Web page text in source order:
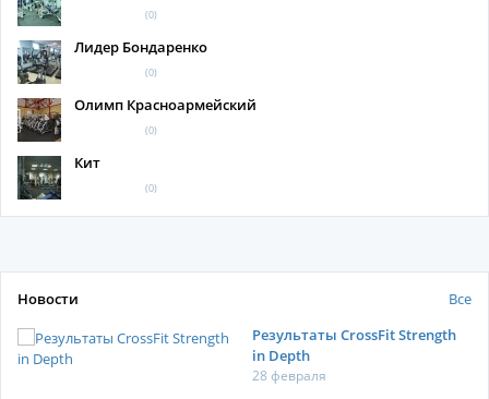
(0)
Лидер Бондаренко
(0)
Олимп Красноармейский
(0)
Кит
(0)
Новости
Все
Результаты CrossFit Strength
in Depth
28 февраля